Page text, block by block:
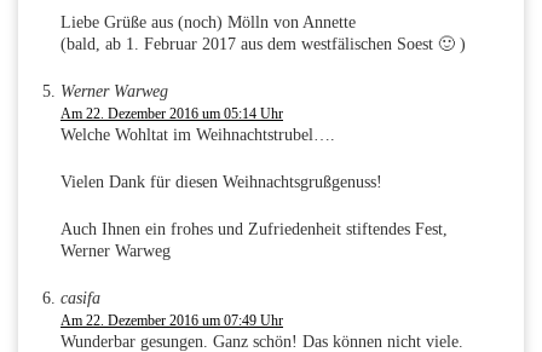
Liebe Grüße aus (noch) Mölln von Annette
(bald, ab 1. Februar 2017 aus dem westfälischen Soest 🙂 )
Werner Warweg
Am 22. Dezember 2016 um 05:14 Uhr
Welche Wohltat im Weihnachtstrubel….
Vielen Dank für diesen Weihnachtsgrußgenuss!
Auch Ihnen ein frohes und Zufriedenheit stiftendes Fest,
Werner Warweg
casifa
Am 22. Dezember 2016 um 07:49 Uhr
Wunderbar gesungen. Ganz schön! Das können nicht viele.